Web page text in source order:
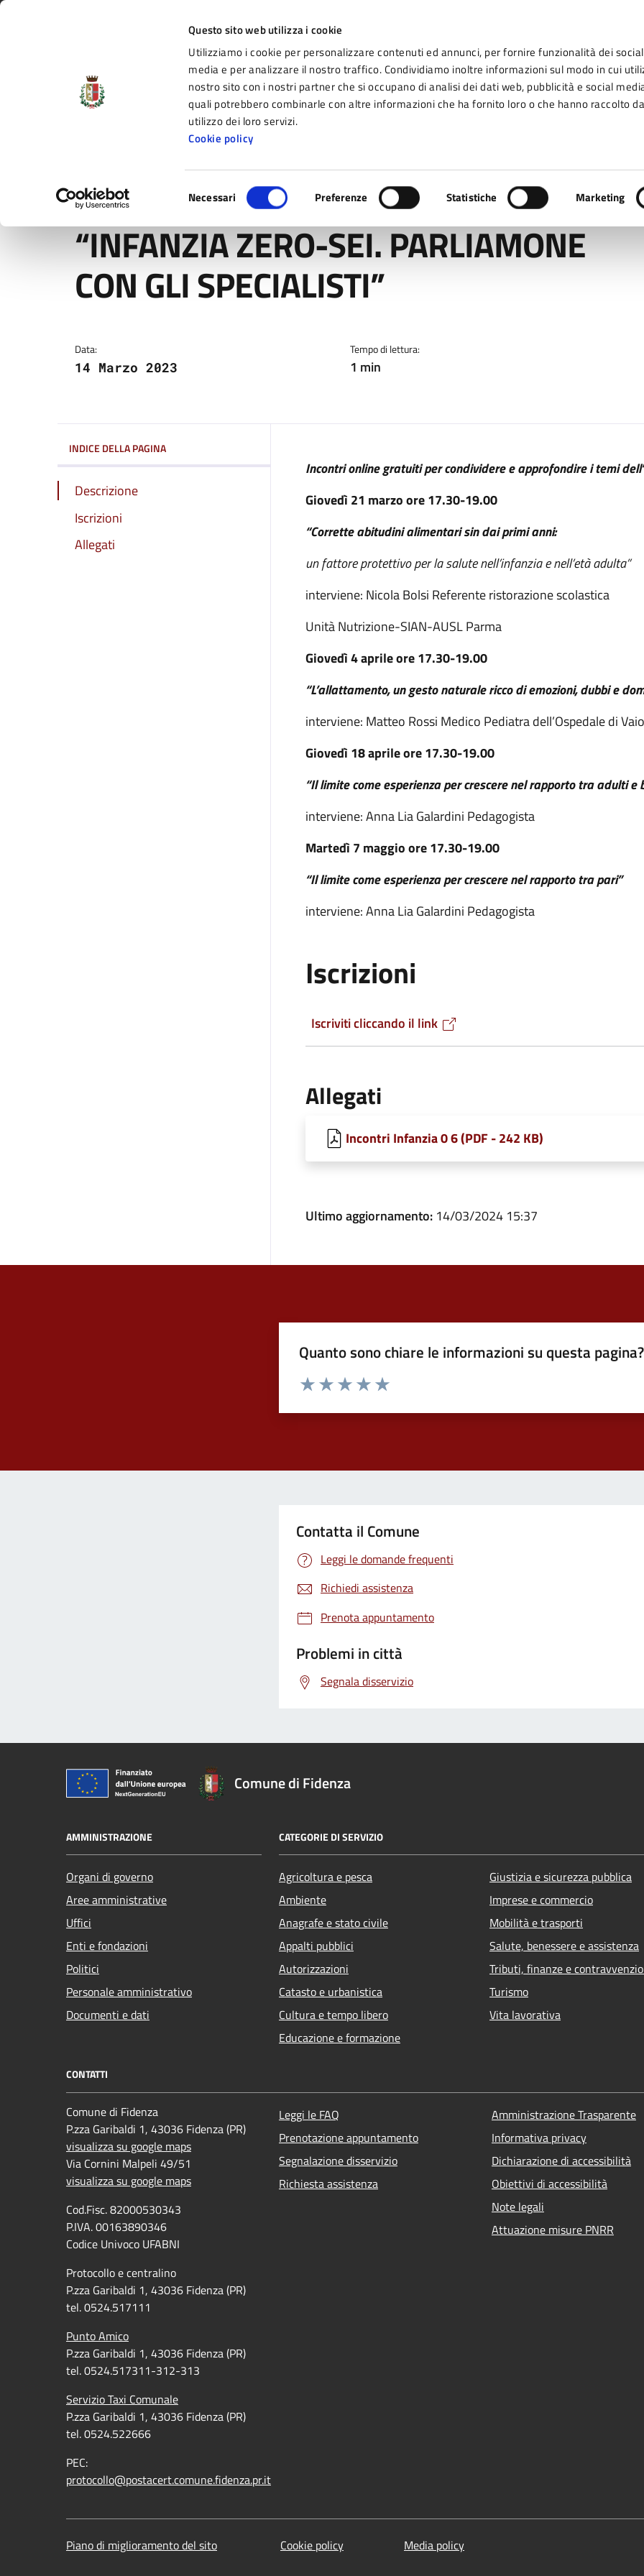
Questo sito web utilizza i cookie
Utilizziamo i cookie per personalizzare contenuti ed annunci, per fornire funzionalità dei social
media e per analizzare il nostro traffico. Condividiamo inoltre informazioni sul modo in cui
nostro sito con i nostri partner che si occupano di analisi dei dati web, pubblicità e social
quali potrebbero combinarle con altre informazioni che ha fornito loro o che hanno raccolto
utilizzo dei loro servizi.
Cookie policy
del
consenso
Necessari Preferenze Statistiche Marketing
Vai al contenuto principale
Vai alla navigazione del sito
Vai al piede di pagina
Comune di Fidenza
il portale di servizi e informazioni del Comune di Fidenza
Novità
Home / Novità / “INFANZIA ZERO-SEI. PARLIAMONE CON GLI SPECIALISTI”
“INFANZIA ZERO-SEI. PARLIAMONE
CON GLI SPECIALISTI”
Data:
14 Marzo 2023
Tempo di lettura:
1 min
INDICE DELLA PAGINA
Descrizione
Iscrizioni
Allegati
Incontri online gratuiti per condividere e approfondire i temi
Giovedì 21 marzoore 17.30-19.00
“Corrette abitudini alimentari sin dai primi anni:
un fattore protettivo per la salute nell’infanzia e nell’età adulta”
interviene: Nicola Bolsi Referente ristorazione scolastica
Unità Nutrizione-SIAN-AUSL Parma
Giovedì 4 aprileore 17.30-19.00
“L’allattamento, un gesto naturale ricco di emozioni, dubbi e
interviene: Matteo Rossi Medico Pediatra dell’Ospedale di Vaio
Giovedì 18 aprileore 17.30-19.00
“Il limite come esperienza per crescere nel rapporto tra adulti e
interviene: Anna Lia Galardini Pedagogista
Martedì 7 maggioore 17.30-19.00
“Il limite come esperienza per crescere nel rapporto tra pari”
interviene: Anna Lia Galardini Pedagogista
Iscrizioni
Iscriviti cliccando il link
Allegati
Incontri Infanzia 0 6 (PDF - 242 KB)
Ultimo aggiornamento: 14/03/2024 15:37
Quanto sono chiare le informazioni su questa pagina?
Valuta da 1 a 5 stelle la pagina
Contatta il Comune
Leggi le domande frequenti
Richiedi assistenza
Prenota appuntamento
Problemi in città
Segnala disservizio
Comune di Fidenza
AMMINISTRAZIONE
Organi di governo
Aree amministrative
Uffici
Enti e fondazioni
Politici
Personale amministrativo
Documenti e dati
CATEGORIE DI SERVIZIO
Agricoltura e pesca
Ambiente
Anagrafe e stato civile
Appalti pubblici
Autorizzazioni
Catasto e urbanistica
Cultura e tempo libero
Educazione e formazione
Giustizia e sicurezza pubblica
Imprese e commercio
Mobilità e trasporti
Salute, benessere e assistenza
Tributi, finanze e
Turismo
Vita lavorativa
CONTATTI
Comune di Fidenza
P.zza Garibaldi 1, 43036 Fidenza (PR)
visualizza su google maps
Via Cornini Malpeli 49/51
visualizza su google maps
Cod.Fisc. 82000530343
P.IVA. 00163890346
Codice Univoco UFABNI
Protocollo e centralino
P.zza Garibaldi 1, 43036 Fidenza (PR)
tel. 0524.517111
Punto Amico
P.zza Garibaldi 1, 43036 Fidenza (PR)
tel. 0524.517311-312-313
Servizio Taxi Comunale
P.zza Garibaldi 1, 43036 Fidenza (PR)
tel. 0524.522666
PEC:
protocollo@postacert.comune.fidenza.pr.it
Leggi le FAQ
Prenotazione appuntamento
Segnalazione disservizio
Richiesta assistenza
Amministrazione Trasparente
Informativa privacy
Dichiarazione di accessibilità
Obiettivi di accessibilità
Note legali
Attuazione misure PNRR
Piano di miglioramento del sito Cookie policy Media policy